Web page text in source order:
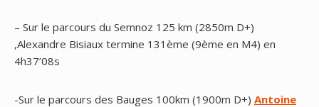
– Sur le parcours du Semnoz 125 km (2850m D+)
,Alexandre Bisiaux termine 131ème (9ème en M4) en
4h37’08s
-Sur le parcours des Bauges 100km (1900m D+) Antoine